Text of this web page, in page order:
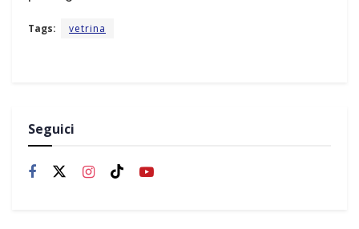
Tags: vetrina
Seguici